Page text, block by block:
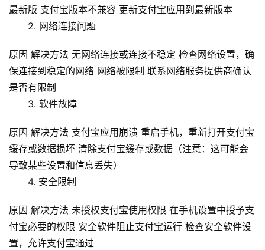
首
云
服
务
最新版 支付宝版本不兼容 更新支付宝应用到最新版本
2. 网络连接问题
原因 解决方法 无网络连接或连接不稳定 检查网络设置，确
保连接到稳定的网络 网络被限制 联系网络服务提供商确认
是否有限制
3. 软件故障
原因 解决方法 支付宝应用崩溃 重启手机，重新打开支付宝
缓存或数据损坏 清除支付宝缓存或数据（注意：这可能会
导致某些设置和信息丢失）
4. 安全限制
原因 解决方法 未授权支付宝使用权限 在手机设置中授予支
付宝必要的权限 安全软件阻止支付宝运行 检查安全软件设
置，允许支付宝通过